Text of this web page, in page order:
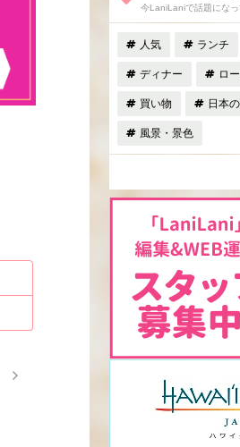
今LaniLaniで話題にな
人気 ランチ
ディナー ロ
買い物 日本
風景・景色